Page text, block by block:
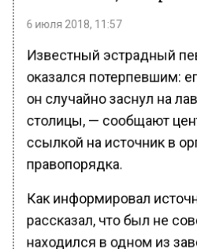
6 июля 2018, 11:57
Известный эстрадный
оказался потерпевшим:
он случайно заснул на
столицы, — сообщают
ссылкой на источник в
правопорядка.
Как информировал
рассказал, что был не
находился в одном из